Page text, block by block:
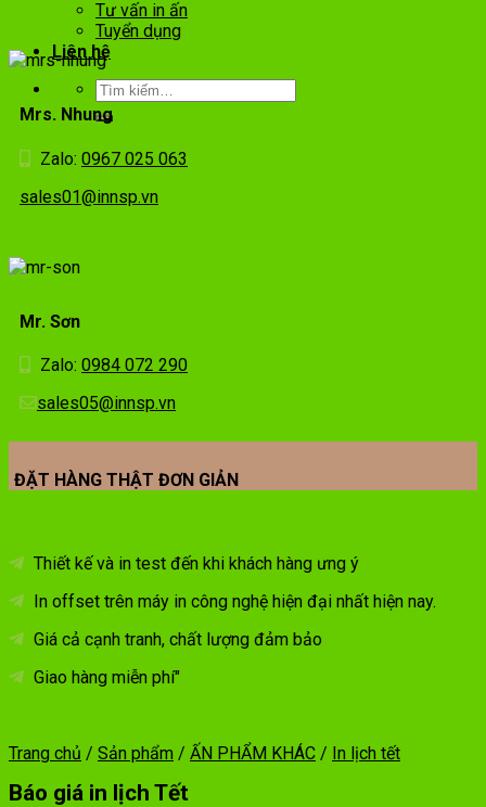
Tư vấn in ấn
Tuyển dụng
Liên hệ
Mrs. Nhung
Zalo: 0967 025 063
sales01@innsp.vn
Mr. Sơn
Zalo: 0984 072 290
sales05@innsp.vn
ĐẶT HÀNG THẬT ĐƠN GIẢN
Thiết kế và in test đến khi khách hàng ưng ý
In offset trên máy in công nghệ hiện đại nhất hiện nay.
Giá cả cạnh tranh, chất lượng đảm bảo
Giao hàng miễn phí"
Trang chủ / Sản phẩm / ẤN PHẨM KHÁC / In lịch tết
Báo giá in lịch Tết